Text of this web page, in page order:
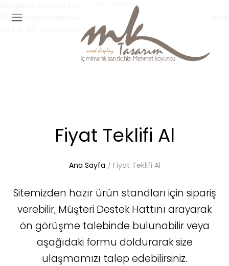
: Undefined index: HTTP_REFERER in
/home/galahsap/public_html/catalog/controller/
View My Stats
Fiyat Teklifi Al
Ana Sayfa Fiyat Teklifi Al
Sitemizden hazır ürün standları için sipariş
verebilir, Müşteri Destek Hattını arayarak
ön görüşme talebinde bulunabilir veya
aşağıdaki formu doldurarak size
ulaşmamızı talep edebilirsiniz.